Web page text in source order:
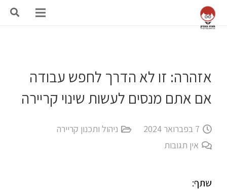
אזהרה: זו לא הדרך לחפש עבודה
אם אתם מנסים לעשות שינוי קריירה
7 בפברואר 2024
ניהול ותכנון קריירה
אין תגובות
שתף: